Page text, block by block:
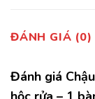
ĐÁNH GIÁ (0)
Đánh giá